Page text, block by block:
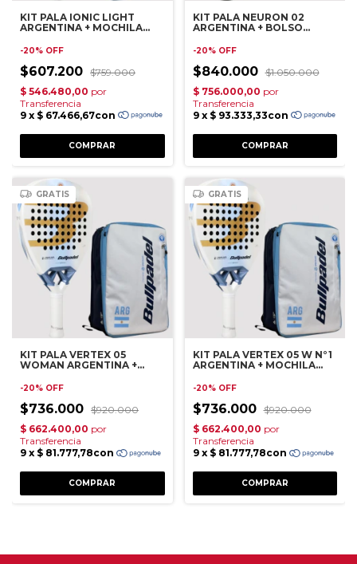
KIT PALA IONIC LIGHT
ARGENTINA + MOCHILA
-20% OFF
$607.200 $759.000
KIT PALA NEURON 02
ARGENTINA + BOLSO
-20% OFF
$840.000 $1.050.000
GRATIS
KIT PALA VERTEX 05
WOMAN ARGENTINA +
-20% OFF
$736.000 $920.000
GRATIS
KIT PALA VERTEX 05 W N°1
ARGENTINA + MOCHILA
-20% OFF
$736.000 $920.000